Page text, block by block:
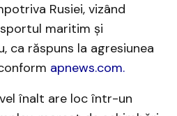
Rusiei, vizând
maritim și
ca răspuns la agresiunea
apnews.com.
înalt are loc într-un